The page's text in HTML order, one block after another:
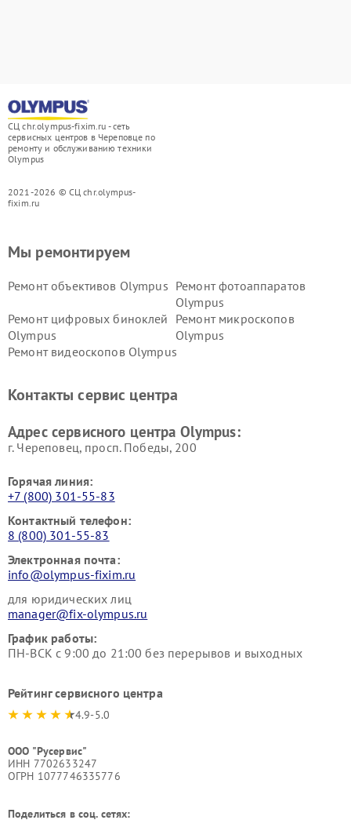
СЦ chr.olympus-fixim.ru - сеть
сервисных центров в Череповце по
ремонту и обслуживанию техники
Olympus
2021-2026 © СЦ chr.olympus-
fixim.ru
Мы ремонтируем
Ремонт объективов Olympus Ремонт фотоаппаратов
Olympus
Ремонт цифровых биноклей
Olympus
Ремонт микроскопов
Olympus
Ремонт видеоскопов Olympus
Контакты сервис центра
Адрес сервисного центра Olympus:
г. Череповец, просп. Победы, 200
Горячая линия:
+7 (800) 301-55-83
Контактный телефон:
8 (800) 301-55-83
Электронная почта:
info@olympus-fixim.ru
для юридических лиц
manager@fix-olympus.ru
График работы:
ПН-ВСК с 9:00 до 21:00 без перерывов и выходных
Рейтинг сервисного центра
4.9-5.0
ООО "Русервис"
ИНН 7702633247
ОГРН 1077746335776
Поделиться в соц. сетях: